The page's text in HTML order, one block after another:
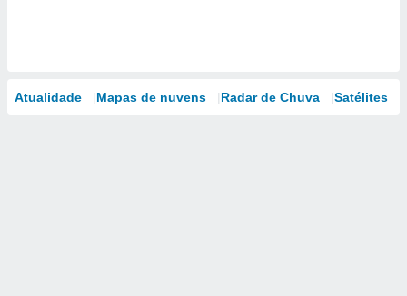
Atualidade Mapas de nuvens Radar de Chuva Satélites